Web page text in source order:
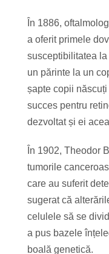
În 1886,
a oferit primele
susceptibilitatea
un părinte la un
șapte copii
succes pentru
dezvoltat și ei
În 1902, Theodor
tumorile
care au suferit
sugerat că
celulele să se
a pus bazele
boală genetică.